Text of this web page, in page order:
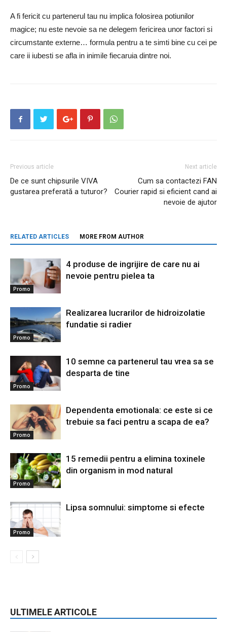
A fi fericit cu partenerul tau nu implica folosirea potiunilor
magice; nu este nevoie sa ne delegem fericirea unor factori si
circumstante externe… formula pentru a te simti bine cu cei pe
care ii iubesti se afla in inimile fiecaruia dintre noi.
Previous article
De ce sunt chipsurile VIVA
gustarea preferată a tuturor?
Next article
Cum sa contactezi FAN
Courier rapid si eficient cand ai
nevoie de ajutor
RELATED ARTICLES MORE FROM AUTHOR
Promo
4 produse de ingrijire de care nu ai
nevoie pentru pielea ta
Promo
Realizarea lucrarilor de hidroizolatie
fundatie si radier
Promo
10 semne ca partenerul tau vrea sa se
desparta de tine
Promo
Dependenta emotionala: ce este si ce
trebuie sa faci pentru a scapa de ea?
Promo
15 remedii pentru a elimina toxinele
din organism in mod natural
Promo
Lipsa somnului: simptome si efecte
ULTIMELE ARTICOLE